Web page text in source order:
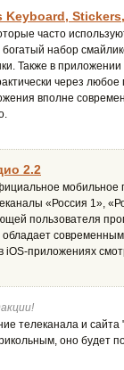
Keyboard,
часто
набор
Также в
через
вполне
2.2
«Россия 1»,
пользователя
iOS-приложениях
телеканала и
оно будет